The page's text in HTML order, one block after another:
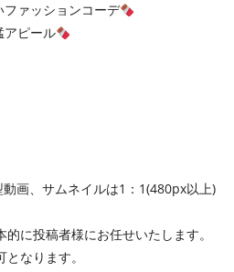
ァッションコーデ
アピール
画、サムネイルは1：1(480px以上)
に投稿者様にお任せいたします。
なります。